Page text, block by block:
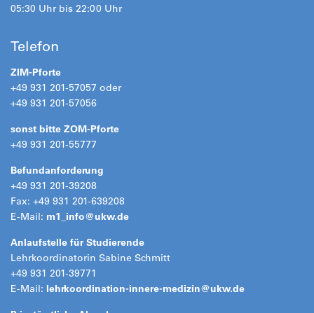
05:30 Uhr bis 22:00 Uhr
Telefon
ZIM-Pforte
+49 931 201-57057 oder
+49 931 201-57056
sonst bitte ZOM-Pforte
+49 931 201-55777
Befundanforderung
+49 931 201-39208
Fax: +49 931 201-639208
E-Mail: m1_info@ukw.de
Anlaufstelle für Studierende
Lehrkoordinatorin Sabine Schmitt
+49 931 201-39771
E-Mail: lehrkoordination-innere-medizin@ukw.de